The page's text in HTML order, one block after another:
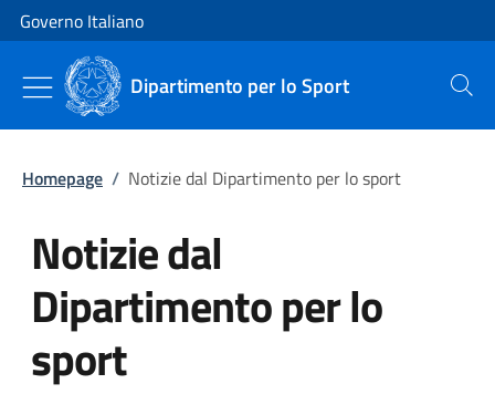
Vai al contenuto
Vai alla navigazione del sito
Governo Italiano
Dipartimento per lo Sport Cerca
Homepage / Notizie dal Dipartimento per lo sport
Notizie dal
Dipartimento per lo
sport